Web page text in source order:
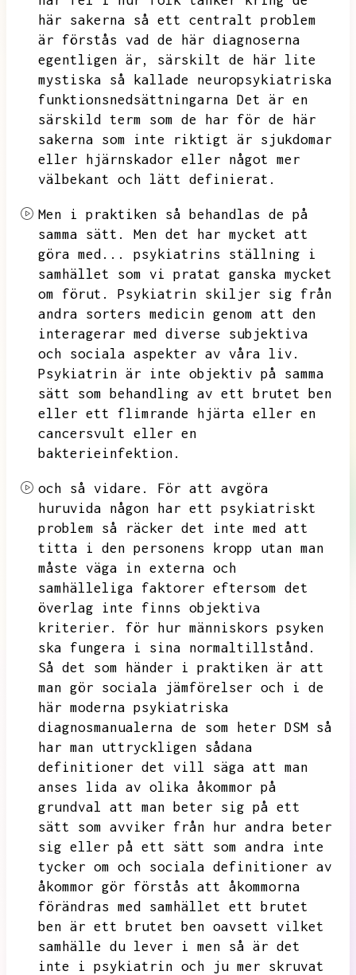
här sakerna så ett centralt problem
är förstås vad de här diagnoserna
egentligen är,
särskilt de här lite
mystiska så kallade neuropsykiatriska
funktionsnedsättningarna Det är en
särskild term som de har för de här
sakerna som inte riktigt är sjukdomar
eller hjärnskador eller något mer
välbekant och lätt definierat.
Men i praktiken så behandlas de på
samma sätt.
Men det har mycket att
göra med...
psykiatrins ställning i
samhället som vi pratat ganska mycket
om förut.
Psykiatrin skiljer sig från
andra sorters medicin genom att den
interagerar med diverse subjektiva
och sociala aspekter av våra liv.
Psykiatrin är inte objektiv på samma
sätt som behandling av ett brutet ben
eller ett flimrande hjärta eller en
cancersvult eller en
bakterieinfektion.
och så vidare.
För att avgöra
huruvida någon har ett psykiatriskt
problem så räcker det inte med att
titta i den personens kropp utan man
måste väga in externa och
samhälleliga faktorer eftersom det
överlag inte finns objektiva
kriterier.
för hur människors psyken
ska fungera i sina normaltillstånd.
Så det som händer i praktiken är att
man gör sociala jämförelser och i de
här moderna psykiatriska
diagnosmanualerna de som heter DSM så
har man uttryckligen sådana
definitioner det vill säga att man
anses lida av olika åkommor på
grundval att man beter sig på ett
sätt som avviker från hur andra beter
sig eller på ett sätt som andra inte
tycker om och sociala definitioner av
åkommor gör förstås att åkommorna
förändras med samhället ett brutet
ben är ett brutet ben oavsett vilket
samhälle du lever i men så är det
inte i psykiatrin och ju mer skruvat